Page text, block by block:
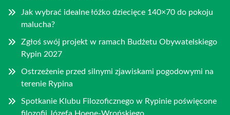
Jak wybrać idealne łóżko dziecięce 140×70 do pokoju
malucha?
Zgłoś swój projekt w ramach Budżetu Obywatelskiego
Rypin 2027
Ostrzeżenie przed silnymi zjawiskami pogodowymi na
terenie Rypina
Spotkanie Klubu Filozoficznego w Rypinie poświęcone